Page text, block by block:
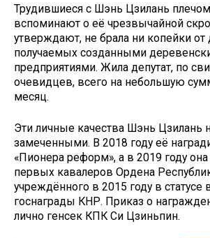
Трудившиеся с Шэнь Цзилань плечом
вспоминают о её чрезвычайной
утверждают, не брала ни копейки от
получаемых созданными
предприятиями. Жила депутат, по
очевидцев, всего на небольшую
месяц.
Эти личные качества Шэнь Цзилань
замеченными. В 2018 году её
«Пионера реформ», а в 2019 году
первых кавалеров Ордена
учреждённого в 2015 году в
госнаграды КНР. Приказ о
лично генсек КПК Си Цзиньпин.